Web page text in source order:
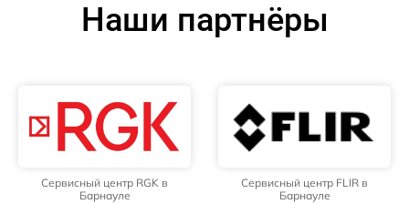
Наши партнёры
Сервисный центр RGK в
Барнауле
Сервисный центр FLIR в
Барнауле